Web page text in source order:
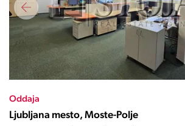
Oddaja
Ljubljana mesto, Moste-Polje